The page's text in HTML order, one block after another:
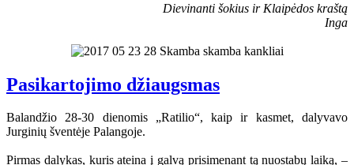
Dievinanti šokius ir Klaipėdos kraštą
Inga
Pasikartojimo džiaugsmas
Balandžio 28-30 dienomis „Ratilio“, kaip ir kasmet, dalyvavo
Jurginių šventėje Palangoje.
Pirmas dalykas, kuris ateina į galvą prisimenant tą nuostabų laiką, –